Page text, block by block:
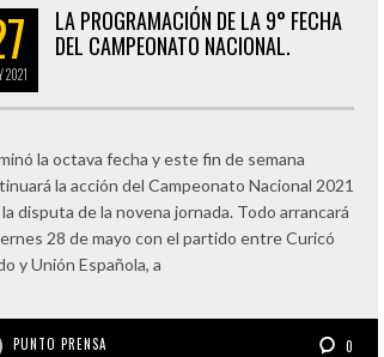
2021
LA PROGRAMACIÓN DE LA 9° FECHA
DEL CAMPEONATO NACIONAL.
la octava fecha y este fin de semana
la acción del Campeonato Nacional 2021
disputa de la novena jornada. Todo arrancará
28 de mayo con el partido entre Curicó
y Unión Española, a
PUNTO PRENSA 0